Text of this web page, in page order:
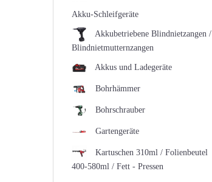
Akku-Schleifgeräte
Akkubetriebene Blindnietzangen /
Blindnietmutternzangen
Akkus und Ladegeräte
Bohrhämmer
Bohrschrauber
Gartengeräte
Kartuschen 310ml / Folienbeutel
400-580ml / Fett - Pressen